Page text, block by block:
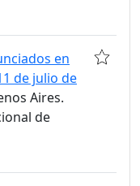
en
de julio de
Aires.
de